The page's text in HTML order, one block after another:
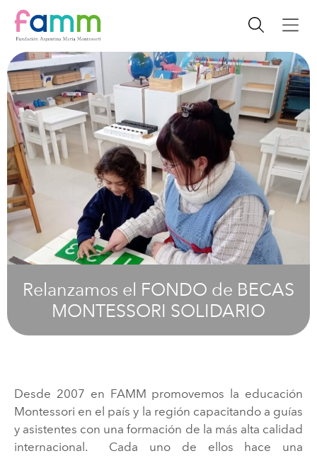
Relanzamos el FONDO de BECAS
MONTESSORI SOLIDARIO
Desde 2007 en FAMM promovemos la educación
Montessori en el país y la región capacitando a guías
y asistentes con una formación de la más alta calidad
internacional. Cada uno de ellos hace una